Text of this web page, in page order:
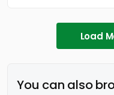
Load
You can also